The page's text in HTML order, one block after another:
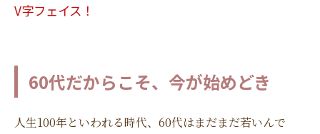
V字フェイス！
60代だからこそ、今が始めどき
人生100年といわれる時代、60代はまだまだ若いんで